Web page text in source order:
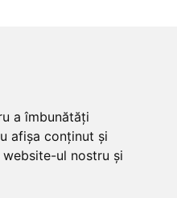
a îmbunătăți
afișa conținut și
ul nostru și
soare Oakley
soare Alpina
manusi